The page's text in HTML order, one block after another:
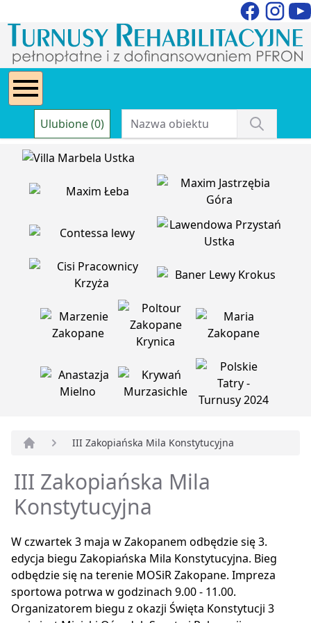
Ulubione (0)
III Zakopiańska Mila Konstytucyjna
III Zakopiańska Mila
Konstytucyjna
W czwartek 3 maja w Zakopanem odbędzie się 3.
edycja biegu Zakopiańska Mila Konstytucyjna. Bieg
odbędzie się na terenie MOSiR Zakopane. Impreza
sportowa potrwa w godzinach 9.00 - 11.00.
Organizatorem biegu z okazji Święta Konstytucji 3